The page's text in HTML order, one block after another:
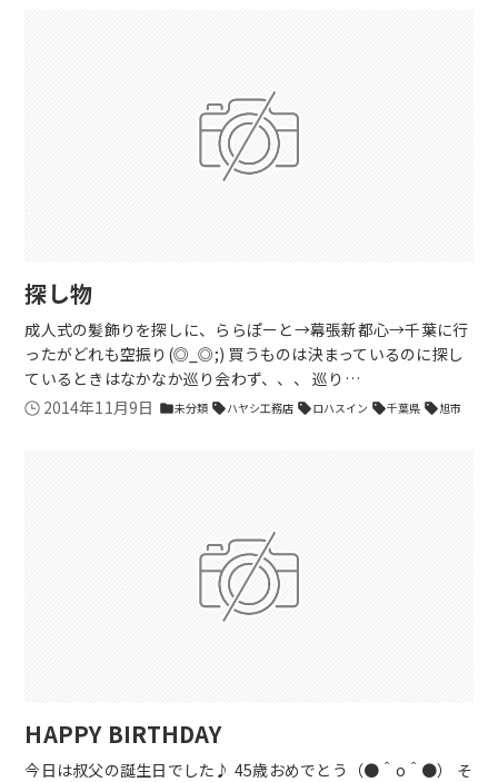
探し物
成人式の髪飾りを探しに、ららぽーと→幕張新都心→千葉に行
ったがどれも空振り(◎_◎;) 買うものは決まっているのに探し
ているときはなかなか巡り会わず、、、 巡り…
2014年11月9日 folder未分類 sellハヤシ工務店 sellロハスイン sell千葉県 sell旭市
HAPPY BIRTHDAY
今日は叔父の誕生日でした♪ 45歳おめでとう（●＾o＾●） そ